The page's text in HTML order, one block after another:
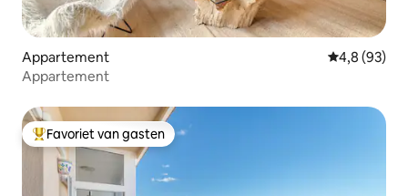
Appartement Gemiddelde
4,8 (93)
Appartement
Topfavoriet van gasten
Favoriet van gasten